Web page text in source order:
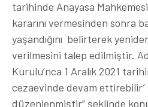
tarihinde Anayasa
kararını vermesinden sonra
yaşandığını belirterek
verilmesini talep edilmiştir.
Kurulu’nca 1 Aralık 2021
cezaevinde devam
düzenlenmiştir” şeklinde